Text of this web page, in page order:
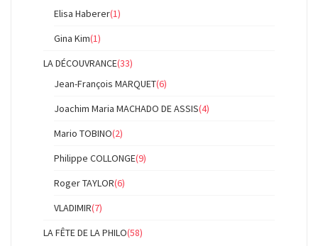
Elisa Haberer(1)
Gina Kim(1)
LA DÉCOUVRANCE(33)
Jean-François MARQUET(6)
Joachim Maria MACHADO DE ASSIS(4)
Mario TOBINO(2)
Philippe COLLONGE(9)
Roger TAYLOR(6)
VLADIMIR(7)
LA FÊTE DE LA PHILO(58)